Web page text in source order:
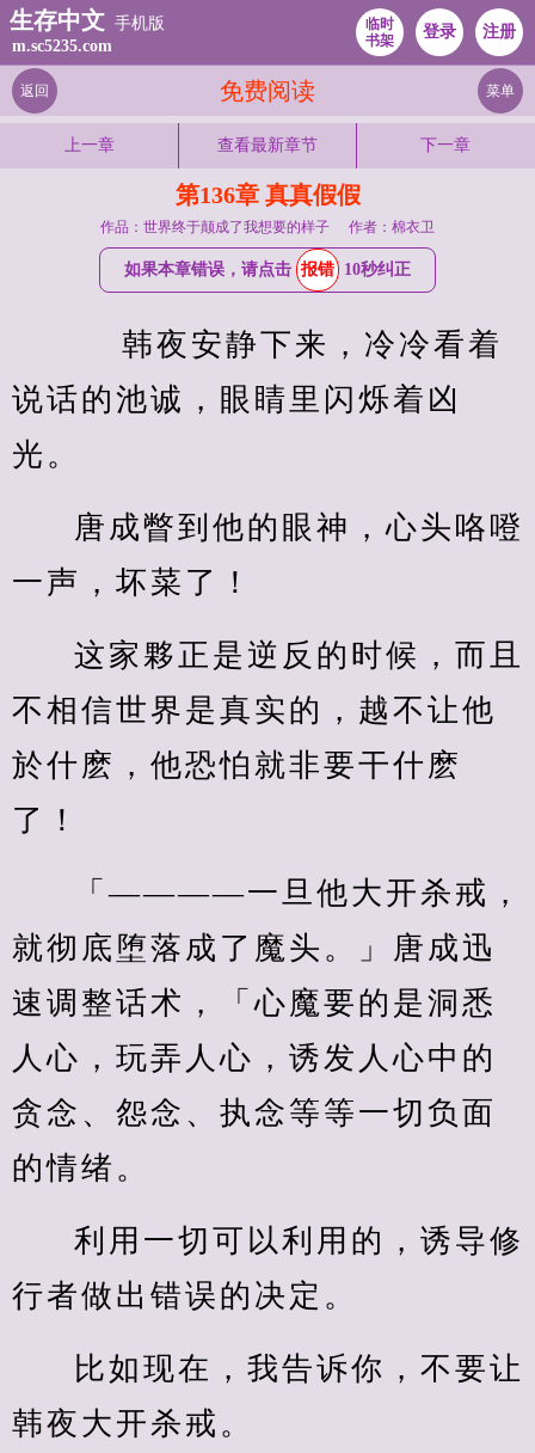
生存中文 手机版
m.sc5235.com
临时
书架
登录 注册
免费阅读
返回 菜单
上一章 查看最新章节 下一章
第136章 真真假假
作品：世界终于颠成了我想要的样子 作者：棉衣卫
如果本章错误，请点击 报错 10秒纠正
说话的池诚，眼睛里闪烁着凶
光。
唐成瞥到他的眼神，心头咯噔
一声，坏菜了！
这家夥正是逆反的时候，而且
不相信世界是真实的，越不让他
於什麽，他恐怕就非要干什麽
了！
「————一旦他大开杀戒，
就彻底堕落成了魔头。」唐成迅
速调整话术，「心魔要的是洞悉
人心，玩弄人心，诱发人心中的
贪念、怨念、执念等等一切负面
的情绪。
利用一切可以利用的，诱导修
行者做出错误的决定。
比如现在，我告诉你，不要让
韩夜大开杀戒。